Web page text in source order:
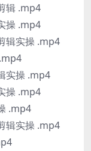
辑 .mp4
操 .mp4
辑实操 .mp4
实操 .mp4
操 .mp4
.mp4
辑实操 .mp4